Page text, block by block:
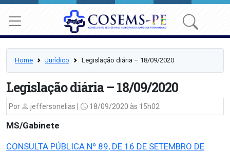
Home Jurídico Legislação diária – 18/09/2020
Legislação diária – 18/09/2020
Por jeffersonelias | 18/09/2020 às 15h02
MS/Gabinete
CONSULTA PÚBLICA Nº 89, DE 16 DE SETEMBRO DE